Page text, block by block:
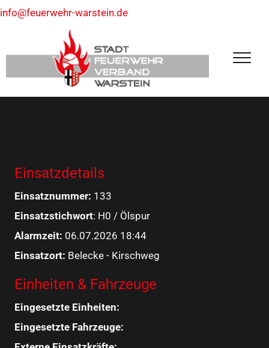
info@feuerwehr-warstein.de
Einsatzdetails
Einsatznummer: 133
Einsatzstichwort: H0 / Ölspur
Alarmzeit: 06.07.2026 18:44
Einsatzort: Belecke - Kirschweg
Einheiten & Fahrzeuge
Eingesetzte Einheiten:
Eingesetzte Fahrzeuge: